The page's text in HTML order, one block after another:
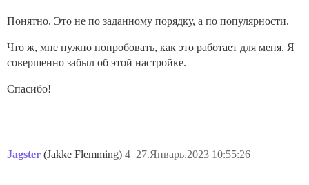
Понятно. Это не по заданному порядку, а по популярности.
Что ж, мне нужно попробовать, как это работает для меня. Я
совершенно забыл об этой настройке.
Спасибо!
Jagster (Jakke Flemming) 27.Январь.2023 10:55:26
4